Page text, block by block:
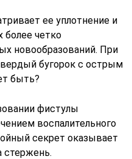
ее уплотнение и
более четко
новообразований. При
бугорок с острым
быть?
фистулы
воспалительного
секрет оказывает
стержень.